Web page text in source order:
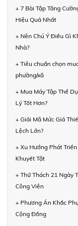
+ 7 Bài Tập Tăng
Hiệu Quả Nhất
+ Nên Chú Ý Điều Gì
Nhà?
+ Tiêu chuẩn chọn
phường/xã
+ Mua Máy Tập Thể
Lý Tốt Hơn?
+ Giải Mã Mức Giá
Lệch Lớn?
+ Xu Hướng Phát
Khuyết Tật
+ Thử Thách 21 Ngày
Công Viên
+ Phương Án Khắc
Cộng Đồng